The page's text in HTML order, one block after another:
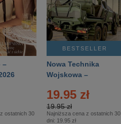
–
ostatnich 30
BESTSELLER
Nowa Technika
Wojskowa –
19.95 zł
19.95 zł
Najniższa cena z ostatnich 30
dni: 19.95 zł